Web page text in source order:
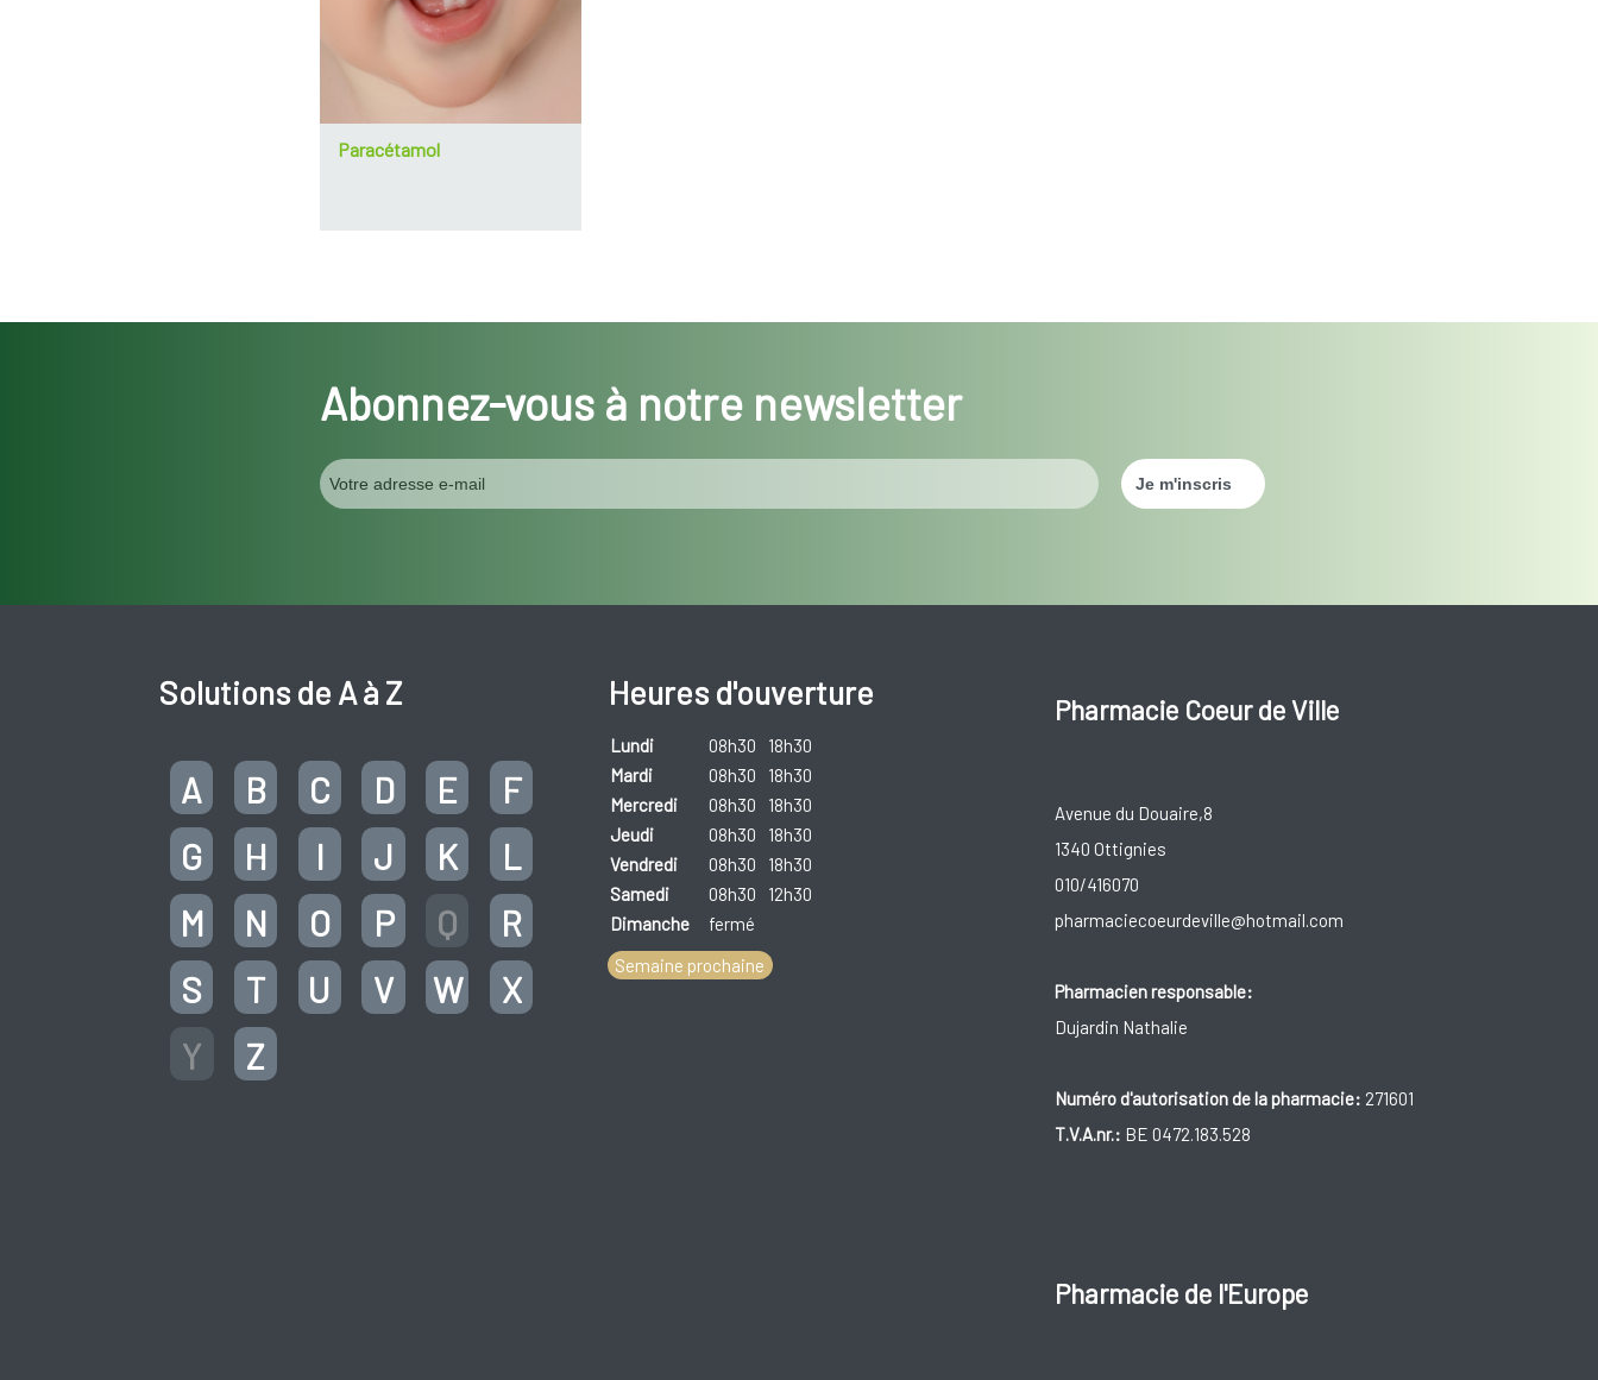
Paracétamol
Abonnez-vous à notre newsletter
Solutions de A à Z
A B C D E
F
G
H I J K
L
M
N O P Q
R
S
T U V W
X
Y
Z
Heures d'ouverture
Lundi 08h30
18h30
Mardi
08h30
18h30
Mercredi
08h30
18h30
Jeudi
08h30
18h30
Vendredi
08h30
18h30
Samedi
08h30
12h30
Dimanche
fermé
Semaine prochaine
Pharmacie Coeur de Ville
Avenue du Douaire,8
1340 Ottignies
010/416070
pharmaciecoeurdeville@hotmail.com
Pharmacien responsable:
Dujardin Nathalie
Numéro d'autorisation de la pharmacie: 271601
T.V.A.nr.: BE 0472.183.528
Pharmacie de l'Europe